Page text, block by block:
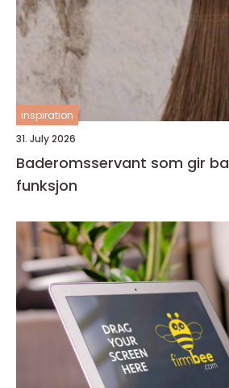
inspiration
31. July 2026
Baderomsservant som gir
funksjon